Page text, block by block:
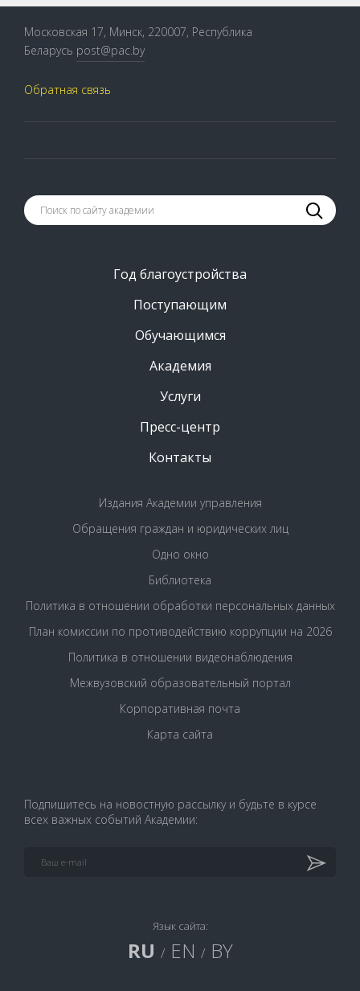
Московская 17, Минск, 220007, Республика
Беларусь post@pac.by
Обратная связь
Год благоустройства
Поступающим
Обучающимся
Академия
Услуги
Пресс-центр
Контакты
Издания Академии управления
Обращения граждан и юридических лиц
Одно окно
Библиотека
Политика в отношении обработки персональных данных
План комиссии по противодействию коррупции на 2026
Политика в отношении видеонаблюдения
Межвузовский образовательный портал
Корпоративная почта
Карта сайта
Подпишитесь на новостную рассылку и будьте в курсе
всех важных событий Академии:
Язык сайта:
RU / EN / BY